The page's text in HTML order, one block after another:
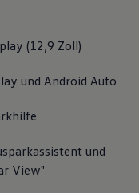
(12,9 Zoll)
und Android Auto
und
View"